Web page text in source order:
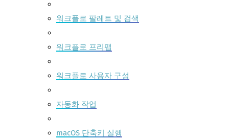
워크플로 팔레트 및 검색
워크플로 프리팹
워크플로 사용자 구성
자동화 작업
macOS 단축키 실행